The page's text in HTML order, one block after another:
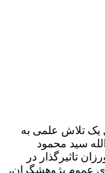
یک تلاش علمی به
سید محمود
تاثیرگذار در
عموم پژوهشگران،